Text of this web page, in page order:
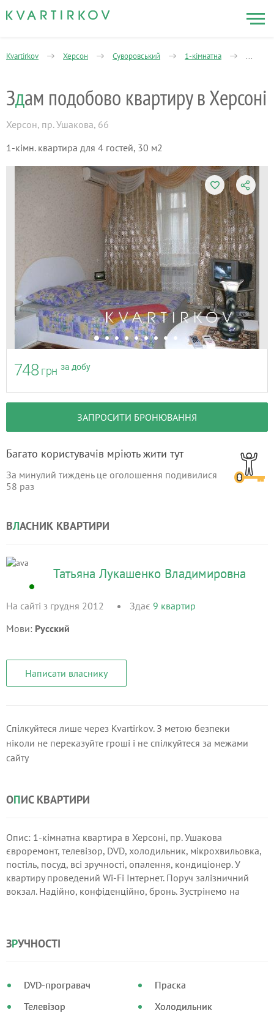
Kvartirkov Херсон Суворовський 1-кімнатна ХБК -
Здам подобово квартиру в Херсоні
Херсон, пр. Ушакова, 66
1-кімн. квартира для 4 гостей, 30 м2
748 грн за добу
ЗАПРОСИТИ БРОНЮВАННЯ
Багато користувачів мріють жити тут
За минулий тиждень це оголошення подивилися
58 раз
ВЛАСНИК КВАРТИРИ
Татьяна Лукашенко Владимировна
На сайті з грудня 2012 Здає 9 квартир
Мови: Русский
Написати власнику
Спілкуйтеся лише через Kvartirkov. З метою безпеки
ніколи не переказуйте гроші і не спілкуйтеся за межами
сайту
ОПИС КВАРТИРИ
Опис: 1-кімнатна квартира в Херсоні, пр. Ушакова
євроремонт, телевізор, DVD, холодильник, мікрохвильовка,
постіль, посуд, всі зручності, опалення, кондиціонер. У
квартиру проведений Wi-Fi Інтернет. Поруч залізничний
вокзал. Надійно, конфіденційно, бронь. Зустрінемо на
ЗРУЧНОСТІ
DVD-програвач
Телевізор
Праска
Холодильник